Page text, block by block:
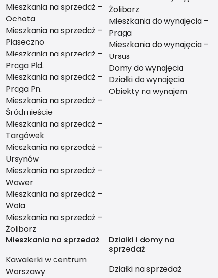
Mieszkania na sprzedaż –
Ochota
Mieszkania na sprzedaż –
Piaseczno
Mieszkania na sprzedaż –
Praga Płd.
Mieszkania na sprzedaż –
Praga Pn.
Mieszkania na sprzedaż –
Śródmieście
Mieszkania na sprzedaż –
Targówek
Mieszkania na sprzedaż –
Ursynów
Mieszkania na sprzedaż –
Wawer
Mieszkania na sprzedaż –
Wola
Mieszkania na sprzedaż –
Żoliborz
Żoliborz
Mieszkania do wynajęcia –
Praga
Mieszkania do wynajęcia –
Ursus
Domy do wynajęcia
Działki do wynajęcia
Obiekty na wynajem
Mieszkania na sprzedaż
Kawalerki w centrum
Warszawy
Działki i domy na
sprzedaż
Działki na sprzedaż